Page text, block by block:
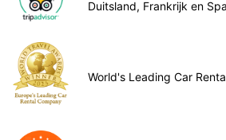
Duitsland, Frankrijk en
World's Leading Car